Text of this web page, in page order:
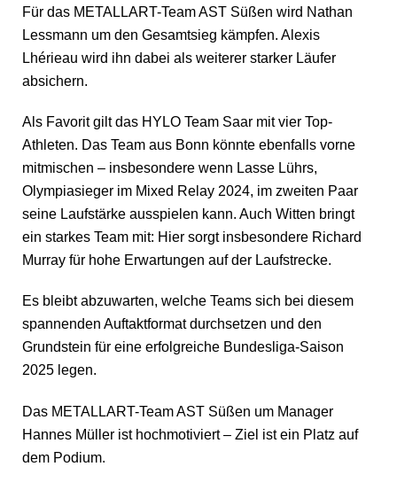
Für das METALLART-Team AST Süßen wird Nathan
Lessmann um den Gesamtsieg kämpfen. Alexis
Lhérieau wird ihn dabei als weiterer starker Läufer
absichern.
Als Favorit gilt das HYLO Team Saar mit vier Top-
Athleten. Das Team aus Bonn könnte ebenfalls vorne
mitmischen – insbesondere wenn Lasse Lührs,
Olympiasieger im Mixed Relay 2024, im zweiten Paar
seine Laufstärke ausspielen kann. Auch Witten bringt
ein starkes Team mit: Hier sorgt insbesondere Richard
Murray für hohe Erwartungen auf der Laufstrecke.
Es bleibt abzuwarten, welche Teams sich bei diesem
spannenden Auftaktformat durchsetzen und den
Grundstein für eine erfolgreiche Bundesliga-Saison
2025 legen.
Das METALLART-Team AST Süßen um Manager
Hannes Müller ist hochmotiviert – Ziel ist ein Platz auf
dem Podium.